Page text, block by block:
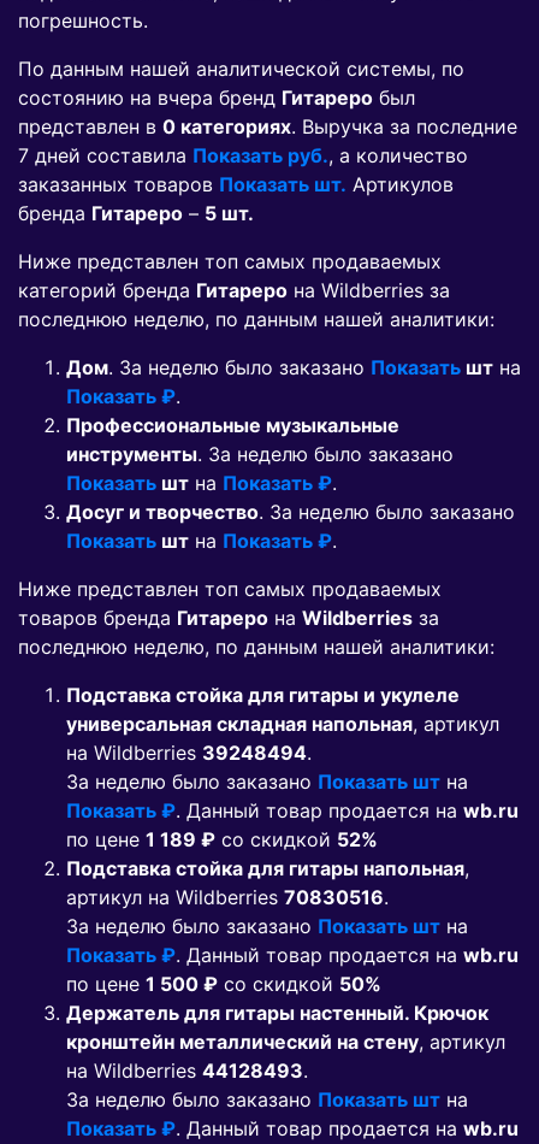
погрешность.
По данным нашей аналитической системы, по
состоянию на вчера бренд Гитареро был
представлен в 0 категориях. Выручка за последние
7 дней составила Показать руб., а количество
заказанных товаров Показать шт. Артикулов
бренда Гитареро – 5 шт.
Ниже представлен топ самых продаваемых
категорий бренда Гитареро на Wildberries за
последнюю неделю, по данным нашей аналитики:
Дом. За неделю было заказано Показать шт на
Показать ₽.
Профессиональные музыкальные
инструменты. За неделю было заказано
Показать шт на Показать ₽.
Досуг и творчество. За неделю было заказано
Показать шт на Показать ₽.
Ниже представлен топ самых продаваемых
товаров бренда Гитареро на Wildberries за
последнюю неделю, по данным нашей аналитики:
Подставка стойка для гитары и укулеле
универсальная складная напольная, артикул
на Wildberries 39248494.
За неделю было заказано Показать шт на
Показать ₽. Данный товар продается на wb.ru
по цене 1 189 ₽ co скидкой 52%
Подставка стойка для гитары напольная,
артикул на Wildberries 70830516.
За неделю было заказано Показать шт на
Показать ₽. Данный товар продается на wb.ru
по цене 1 500 ₽ co скидкой 50%
Держатель для гитары настенный. Крючок
кронштейн металлический на стену, артикул
на Wildberries 44128493.
За неделю было заказано Показать шт на
Показать ₽. Данный товар продается на wb.ru